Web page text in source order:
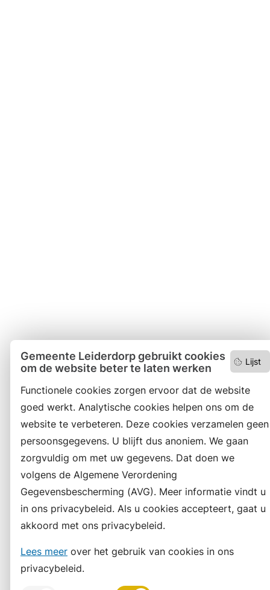
Lijst
Gemeente Leiderdorp gebruikt cookies
om de website beter te laten werken
Functionele cookies zorgen ervoor dat de website
goed werkt. Analytische cookies helpen ons om de
website te verbeteren. Deze cookies verzamelen geen
persoonsgegevens. U blijft dus anoniem. We gaan
zorgvuldig om met uw gegevens. Dat doen we
volgens de Algemene Verordening
Gegevensbescherming (AVG). Meer informatie vindt u
in ons privacybeleid. Als u cookies accepteert, gaat u
akkoord met ons privacybeleid.
Lees meer over het gebruik van cookies in ons
privacybeleid.